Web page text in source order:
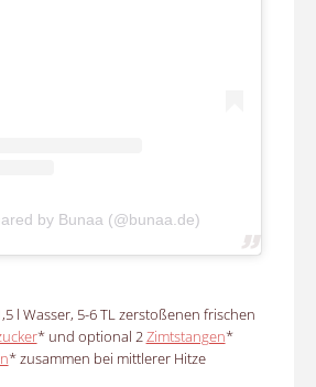
by Bunaa (@bunaa.de)
l Wasser, 5-6 TL zerstoßenen frischen
* und optional 2Zimtstangen*
* zusammen bei mittlerer Hitze